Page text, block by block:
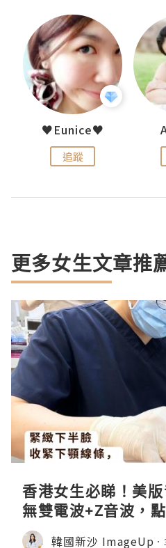
♥Eunice♥
追蹤
更多女生文章推
香港女生必睇！美
無雙電波+Z音波，
韓國新沙 ImageUp